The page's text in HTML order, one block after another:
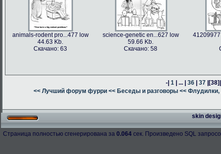
animals-rodent pro...477 low
44.63 Kb.
Скачано: 63
science-genetic en...627 low
59.66 Kb.
Скачано: 58
-| 1 | ... | 36 | 37 |[38]
<< Лучший форум фурри << Беседы и разговоры << Флудилки,
skin
Страница полностью сгенерирована за 0.064 сек. Произведено SQL